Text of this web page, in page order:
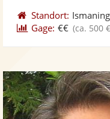
Standort: Ismaning
Gage: €€ (ca. 500